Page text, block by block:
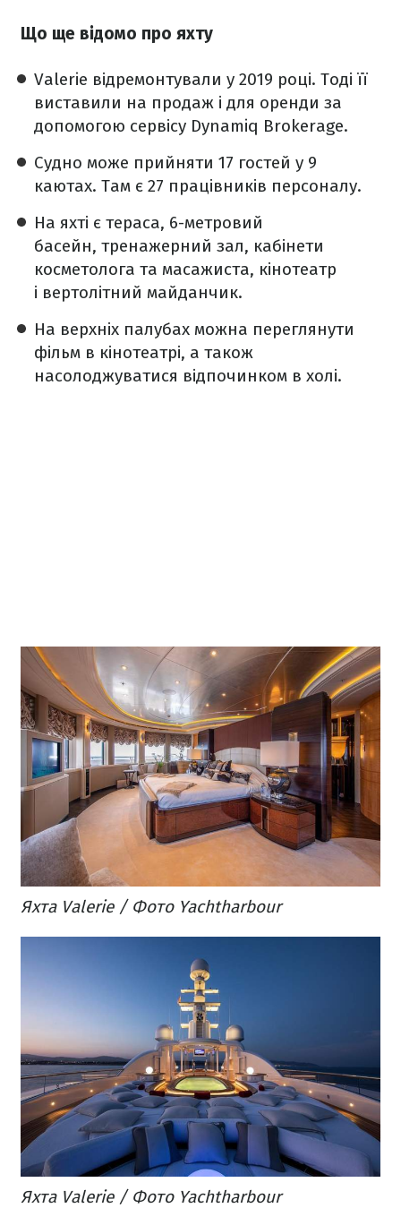
Що ще відомо про яхту
Valerie відремонтували у 2019 році. Тоді її
виставили на продаж і для оренди за
допомогою сервісу Dynamiq Brokerage.
Судно може прийняти 17 гостей у 9
каютах. Там є 27 працівників персоналу.
На яхті є тераса, 6-метровий
басейн, тренажерний зал, кабінети
косметолога та масажиста, кінотеатр
і вертолітний майданчик.
На верхніх палубах можна переглянути
фільм в кінотеатрі, а також
насолоджуватися відпочинком в холі.
Яхта Valerie / Фото Yachtharbour
Яхта Valerie / Фото Yachtharbour